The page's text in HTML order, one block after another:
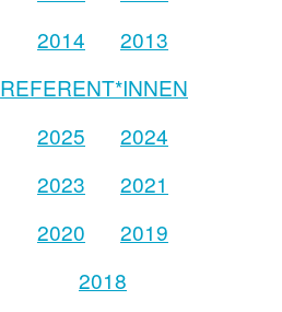
2014
2013
REFERENT*INNEN
2025
2024
2023
2021
2020
2019
2018